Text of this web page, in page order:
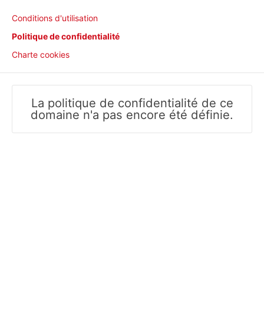
Conditions d'utilisation
Politique de confidentialité
Charte cookies
La politique de confidentialité de ce
domaine n'a pas encore été définie.